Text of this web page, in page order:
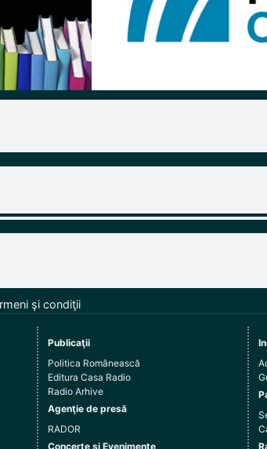
şi condiţii
Publicaţii
Politica Românească
Editura Casa Radio
Radio Arhive
Agenţie de presă
RADOR
Concerte şi Evenimente